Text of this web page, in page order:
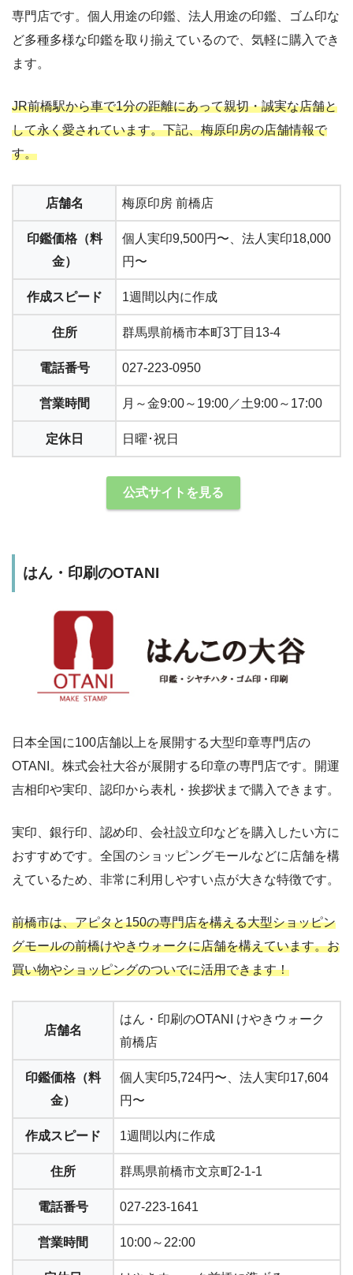
専門店です。個人用途の印鑑、法人用途の印鑑、ゴム印な
ど多種多様な印鑑を取り揃えているので、気軽に購入でき
ます。
JR前橋駅から車で1分の距離にあって親切・誠実な店舗と
して永く愛されています。下記、梅原印房の店舗情報で
す。
店舗名 梅原印房 前橋店
印鑑価格（料
金）
個人実印9,500円〜、法人実印18,000
円〜
作成スピード 1週間以内に作成
住所 群馬県前橋市本町3丁目13-4
電話番号 027-223-0950
営業時間 月～金9:00～19:00／土9:00～17:00
定休日 日曜･祝日
公式サイトを見る
はん・印刷のOTANI
日本全国に100店舗以上を展開する大型印章専門店の
OTANI。株式会社大谷が展開する印章の専門店です。開運
吉相印や実印、認印から表札・挨拶状まで購入できます。
実印、銀行印、認め印、会社設立印などを購入したい方に
おすすめです。全国のショッピングモールなどに店舗を構
えているため、非常に利用しやすい点が大きな特徴です。
前橋市は、アピタと150の専門店を構える大型ショッピン
グモールの前橋けやきウォークに店舗を構えています。お
買い物やショッピングのついでに活用できます！
店舗名
はん・印刷のOTANI けやきウォーク
前橋店
印鑑価格（料
金）
個人実印5,724円〜、法人実印17,604
円〜
作成スピード 1週間以内に作成
住所 群馬県前橋市文京町2-1-1
電話番号 027-223-1641
営業時間 10:00～22:00